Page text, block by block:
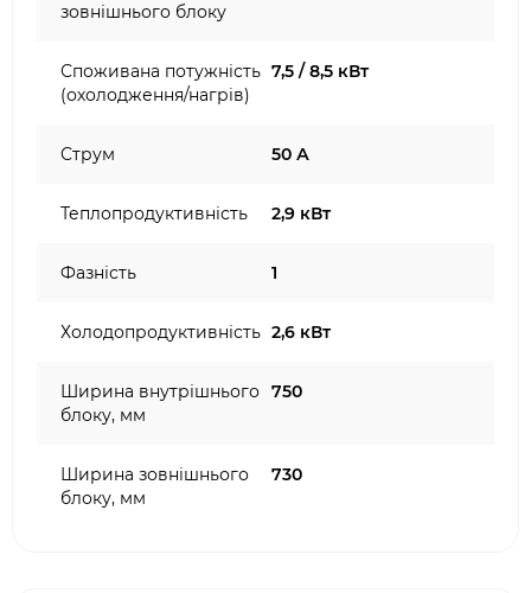
зовнішнього блоку
Споживана потужність
(охолодження/нагрів)
7,5 / 8,5 кВт
Струм 50 А
Теплопродуктивність 2,9 кВт
Фазність 1
Холодопродуктивність 2,6 кВт
Ширина внутрішнього
блоку, мм
750
Ширина зовнішнього
блоку, мм
730